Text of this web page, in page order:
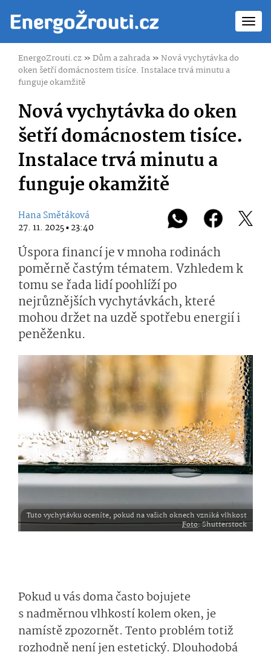
EnergoZrouti.cz»Dům a zahrada»Nová vychytávka do
oken šetří domácnostem tisíce. Instalace trvá minutu a
funguje okamžitě
Nová vychytávka do oken
šetří domácnostem tisíce.
Instalace trvá minutu a
funguje okamžitě
Hana Smětáková
27. 11. 2025 ▪ 23:40
Úspora financí je v mnoha rodinách
poměrně častým tématem. Vzhledem k
tomu se řada lidí poohlíží po
nejrůznějších vychytávkách, které
mohou držet na uzdě spotřebu energií i
peněženku.
Tuto vychytávku oceníte, pokud na vašich oknech vzniká vlhkost
Foto: Shutterstock
Pokud u vás doma často bojujete
s nadměrnou vlhkostí kolem oken, je
namístě zpozornět. Tento problém totiž
rozhodně není jen estetický. Dlouhodobá